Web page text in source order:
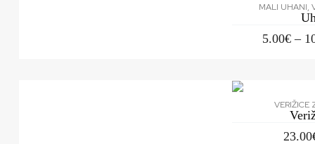
MALI UHANI,
5.00€ –
VERIŽICE
23.00